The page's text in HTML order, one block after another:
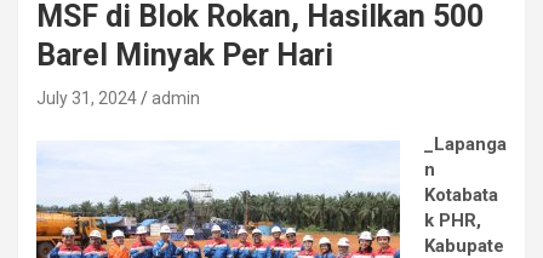
MSF di Blok Rokan, Hasilkan 500
Barel Minyak Per Hari
July 31, 2024 admin
_Lapanga
n
Kotabata
k PHR,
Kabupate